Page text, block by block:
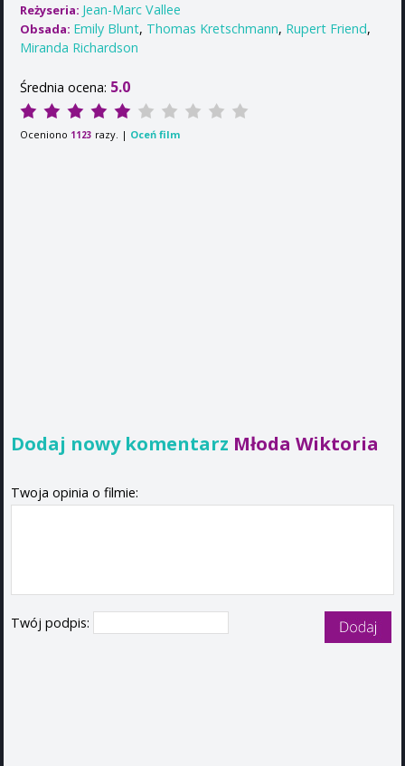
Reżyseria: Jean-Marc Vallee
Obsada: Emily Blunt, Thomas Kretschmann, Rupert Friend,
Miranda Richardson
Średnia ocena: 5.0
Oceniono 1123 razy. | Oceń film
Dodaj nowy komentarz Młoda Wiktoria
Twoja opinia o filmie:
Twój podpis: